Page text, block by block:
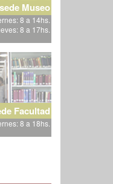
Museo
8 a 14hs.
8 a 17hs.
Facultad
8 a 18hs.